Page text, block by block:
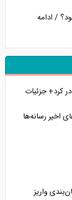
/ ادامه
کرد+ جزئیات
اخیر رسانه‌ها
۱۴۰۵ / جدول زمان‌بندی واریز